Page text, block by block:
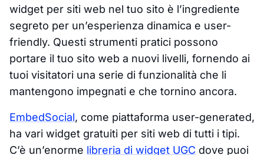
widget per siti web nel tuo sito è l’ingrediente
segreto per un’esperienza dinamica e user-
friendly. Questi strumenti pratici possono
portare il tuo sito web a nuovi livelli, fornendo ai
tuoi visitatori una serie di funzionalità che li
mantengono impegnati e che tornino ancora.
EmbedSocial, come piattaforma user-generated,
ha vari widget gratuiti per siti web di tutti i tipi.
C’è un’enorme libreria di widget UGC dove puoi